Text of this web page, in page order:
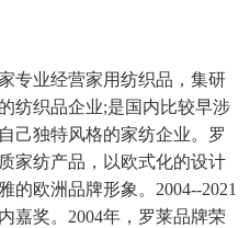
专业经营家用纺织品，集研
纺织品企业;是国内比较早涉
己独特风格的家纺企业。罗
家纺产品，以欧式化的设计
的欧洲品牌形象。2004--2021
嘉奖。2004年，罗莱品牌荣